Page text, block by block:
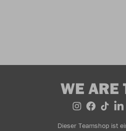
WE ARE
Dieser Teamshop ist